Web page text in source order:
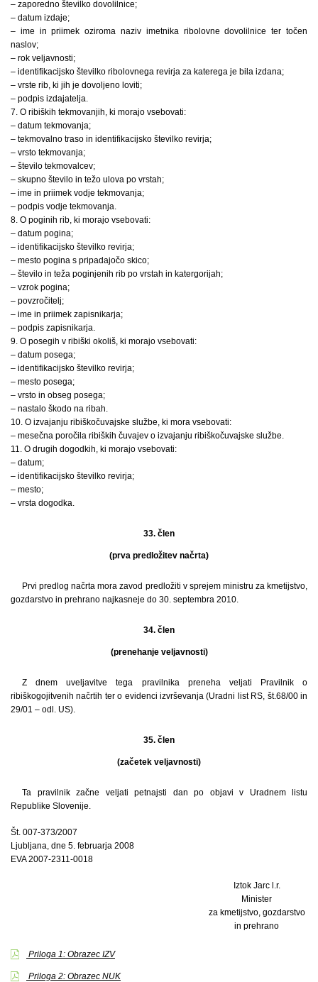
– zaporedno številko dovolilnice;
– datum izdaje;
– ime in priimek oziroma naziv imetnika ribolovne dovolilnice ter točen
naslov;
– rok veljavnosti;
– identifikacijsko številko ribolovnega revirja za katerega je bila izdana;
– vrste rib, ki jih je dovoljeno loviti;
– podpis izdajatelja.
7. O ribiških tekmovanjih, ki morajo vsebovati:
– datum tekmovanja;
– tekmovalno traso in identifikacijsko številko revirja;
– vrsto tekmovanja;
– število tekmovalcev;
– skupno število in težo ulova po vrstah;
– ime in priimek vodje tekmovanja;
– podpis vodje tekmovanja.
8. O poginih rib, ki morajo vsebovati:
– datum pogina;
– identifikacijsko številko revirja;
– mesto pogina s pripadajočo skico;
– število in teža poginjenih rib po vrstah in katergorijah;
– vzrok pogina;
– povzročitelj;
– ime in priimek zapisnikarja;
– podpis zapisnikarja.
9. O posegih v ribiški okoliš, ki morajo vsebovati:
– datum posega;
– identifikacijsko številko revirja;
– mesto posega;
– vrsto in obseg posega;
– nastalo škodo na ribah.
10. O izvajanju ribiškočuvajske službe, ki mora vsebovati:
– mesečna poročila ribiških čuvajev o izvajanju ribiškočuvajske službe.
11. O drugih dogodkih, ki morajo vsebovati:
– datum;
– identifikacijsko številko revirja;
– mesto;
– vrsta dogodka.
33. člen
(prva predložitev načrta)
Prvi predlog načrta mora zavod predložiti v sprejem ministru za kmetijstvo,
gozdarstvo in prehrano najkasneje do 30. septembra 2010.
34. člen
(prenehanje veljavnosti)
Z dnem uveljavitve tega pravilnika preneha veljati Pravilnik o
ribiškogojitvenih načrtih ter o evidenci izvrševanja (Uradni list RS, št.68/00 in
29/01 – odl. US).
35. člen
(začetek veljavnosti)
Ta pravilnik začne veljati petnajsti dan po objavi v Uradnem listu
Republike Slovenije.
Št. 007-373/2007
Ljubljana, dne 5. februarja 2008
EVA 2007-2311-0018
Iztok Jarc l.r.
Minister
za kmetijstvo, gozdarstvo
in prehrano
Priloga 1: Obrazec IZV
Priloga 2: Obrazec NUK